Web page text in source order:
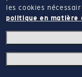
les cookies
politique en matière